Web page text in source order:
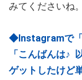
みてくださいね。
◆Instagramで「
「こんばんは♪
ゲットしたけど